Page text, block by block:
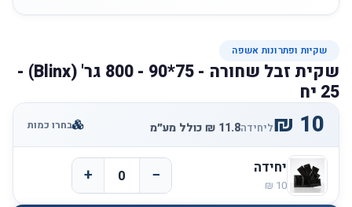
שקיות ופתרונות אשפה
שקית זבל שחורה - 75*90 - 800 גר' (Blinx) -
25 יח
ליחידה בחרו כמות
יחידה −
+